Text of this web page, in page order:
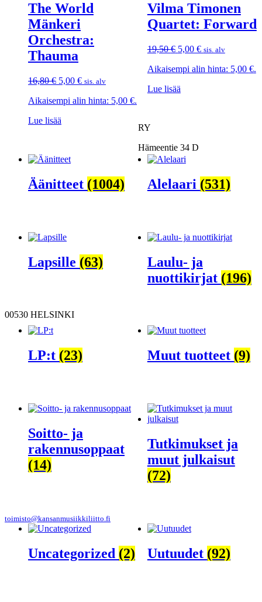
The World
Mänkeri
Orchestra:
Thauma
16,80€ Alkuperäinen
oli:
5,00 €Nykyinen
on:
sis. alv
Aikaisempi alin hinta: 5,00 €.
Lue lisää
Vilma Timonen
Quartet: Forward
19,50€ Alkuperäinen
oli:
5,00 €Nykyinen
on:
sis. alv
Aikaisempi alin hinta: 5,00 €.
Lue lisää
Äänitteet (1004) Alelaari (531)
Lapsille (63)
Laulu- ja
nuottikirjat (196)
LP:t (23) Muut tuotteet (9)
Soitto- ja
rakennusoppaat
(14)
Tutkimukset ja
muut julkaisut
(72)
Uncategorized (2) Uutuudet (92)
RY
Hämeentie 34 D
00530 HELSINKI
toimisto@kansanmusiikkiliitto.fi